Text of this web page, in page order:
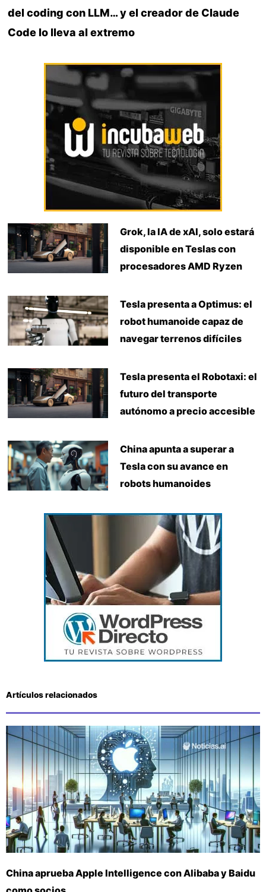
del coding con LLM… y el creador de Claude
Code lo lleva al extremo
Grok, la IA de xAI, solo estará
disponible en Teslas con
procesadores AMD Ryzen
Tesla presenta a Optimus: el
robot humanoide capaz de
navegar terrenos difíciles
Tesla presenta el Robotaxi: el
futuro del transporte
autónomo a precio accesible
China apunta a superar a
Tesla con su avance en
robots humanoides
Artículos relacionados
China aprueba Apple Intelligence con Alibaba y Baidu